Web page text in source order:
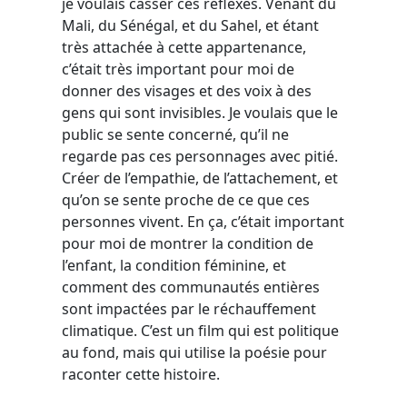
Mali, du Sénégal, et du Sahel, et étant
très attachée à cette appartenance,
c’était très important pour moi de
donner des visages et des voix à des
gens qui sont invisibles. Je voulais que le
public se sente concerné, qu’il ne
regarde pas ces personnages avec pitié.
Créer de l’empathie, de l’attachement, et
qu’on se sente proche de ce que ces
personnes vivent. En ça, c’était important
pour moi de montrer la condition de
l’enfant, la condition féminine, et
comment des communautés entières
sont impactées par le réchauffement
climatique. C’est un film qui est politique
au fond, mais qui utilise la poésie pour
raconter cette histoire.